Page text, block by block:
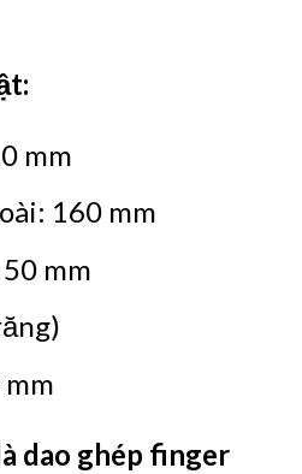
mm
160 mm
mm
dao ghép finger